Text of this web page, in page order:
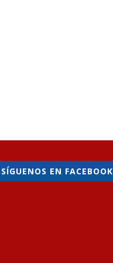
SÍGUENOS EN FACEBOOK